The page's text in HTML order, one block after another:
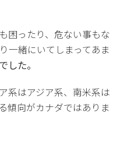
困ったり、危ない事もな
一緒にいてしまってあま
した。
系はアジア系、南米系は
傾向がカナダではありま